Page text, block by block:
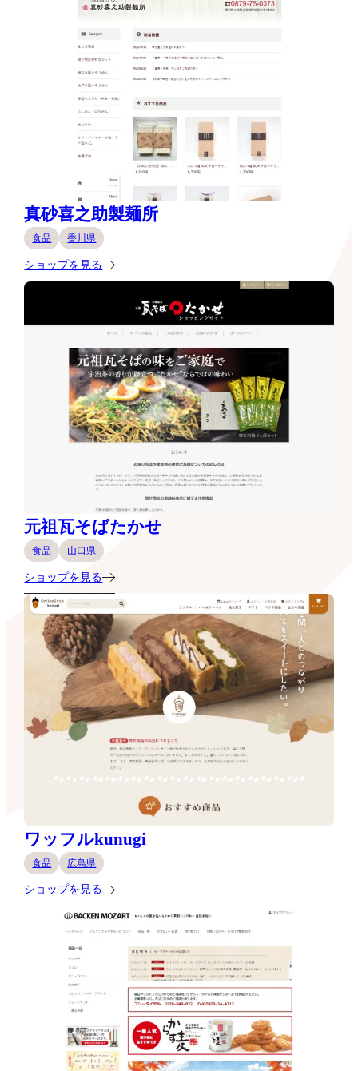
真砂喜之助製麺所
食品 香川県
ショップを見る
元祖瓦そばたかせ
食品 山口県
ショップを見る
ワッフルkunugi
食品 広島県
ショップを見る